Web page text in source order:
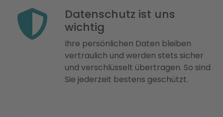
Datenschutz ist uns
wichtig
Ihre persönlichen Daten bleiben
vertraulich und werden stets sicher
und verschlüsselt übertragen. So sind
Sie jederzeit bestens geschützt.